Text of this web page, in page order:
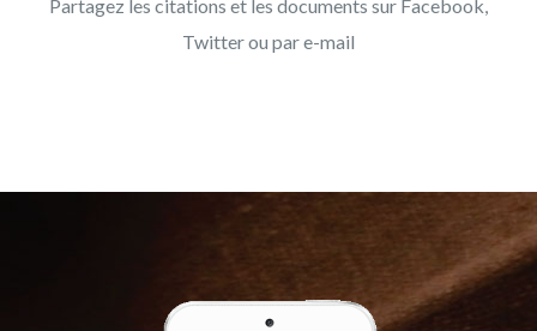
Partagez les citations et les documents sur Facebook,
Twitter ou par e-mail